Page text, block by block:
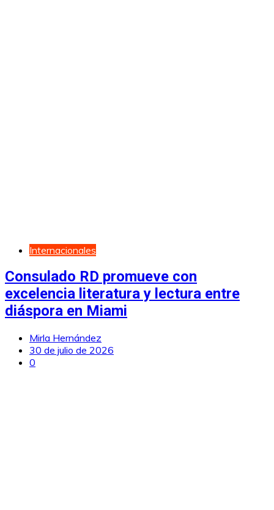
Internacionales
Consulado RD promueve con
excelencia literatura y lectura entre
diáspora en Miami
Mirla Hernández
30 de julio de 2026
0